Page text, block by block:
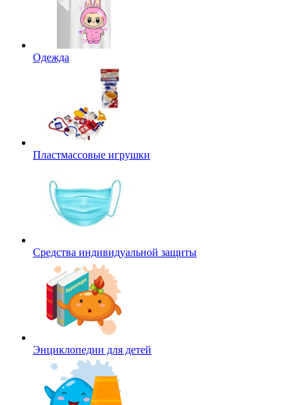
Одежда
Пластмассовые игрушки
Средства индивидуальной защиты
Энциклопедии для детей